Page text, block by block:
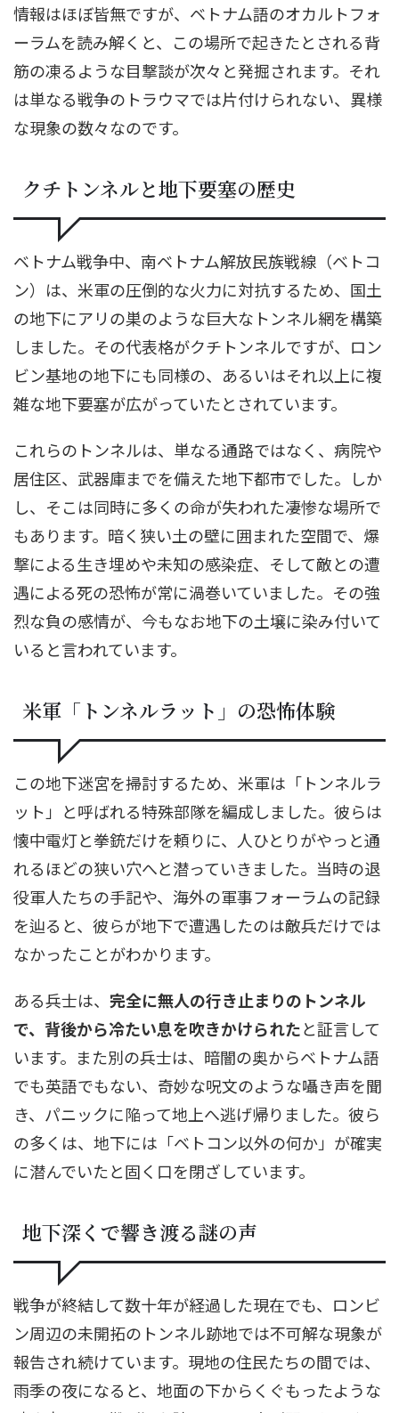
情報はほぼ皆無ですが、ベトナム語のオカルトフォ
ーラムを読み解くと、この場所で起きたとされる背
筋の凍るような目撃談が次々と発掘されます。それ
は単なる戦争のトラウマでは片付けられない、異様
な現象の数々なのです。
クチトンネルと地下要塞の歴史
ベトナム戦争中、南ベトナム解放民族戦線（ベトコ
ン）は、米軍の圧倒的な火力に対抗するため、国土
の地下にアリの巣のような巨大なトンネル網を構築
しました。その代表格がクチトンネルですが、ロン
ビン基地の地下にも同様の、あるいはそれ以上に複
雑な地下要塞が広がっていたとされています。
これらのトンネルは、単なる通路ではなく、病院や
居住区、武器庫までを備えた地下都市でした。しか
し、そこは同時に多くの命が失われた凄惨な場所で
もあります。暗く狭い土の壁に囲まれた空間で、爆
撃による生き埋めや未知の感染症、そして敵との遭
遇による死の恐怖が常に渦巻いていました。その強
烈な負の感情が、今もなお地下の土壌に染み付いて
いると言われています。
米軍「トンネルラット」の恐怖体験
この地下迷宮を掃討するため、米軍は「トンネルラ
ット」と呼ばれる特殊部隊を編成しました。彼らは
懐中電灯と拳銃だけを頼りに、人ひとりがやっと通
れるほどの狭い穴へと潜っていきました。当時の退
役軍人たちの手記や、海外の軍事フォーラムの記録
を辿ると、彼らが地下で遭遇したのは敵兵だけでは
なかったことがわかります。
ある兵士は、 完全に無人の行き止まりのトンネル
で、背後から冷たい息を吹きかけられたと証言して
います。また別の兵士は、暗闇の奥からベトナム語
でも英語でもない、奇妙な呪文のような囁き声を聞
き、パニックに陥って地上へ逃げ帰りました。彼ら
の多くは、地下には「ベトコン以外の何か」が確実
に潜んでいたと固く口を閉ざしています。
地下深くで響き渡る謎の声
戦争が終結して数十年が経過した現在でも、ロンビ
ン周辺の未開拓のトンネル跡地では不可解な現象が
報告され続けています。現地の住民たちの間では、
雨季の夜になると、地面の下からくぐもったような